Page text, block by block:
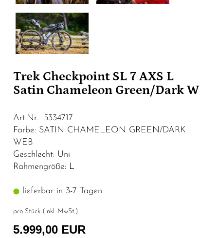
Trek Checkpoint SL 7 AXS L
Satin Chameleon Green/Dark W
Art.Nr. 5334717
Farbe: SATIN CHAMELEON GREEN/DARK
WEB
Geschlecht: Uni
Rahmengröße: L
lieferbar in 3-7 Tagen
pro Stück (inkl. MwSt.)
5.999,00 EUR